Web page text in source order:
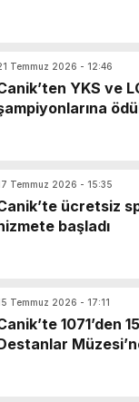
Temmuz 2026 - 12:46
YKS ve
Temmuz 2026 - 15:35
ücretsiz
başladı
Temmuz 2026 - 17:11
1071’den